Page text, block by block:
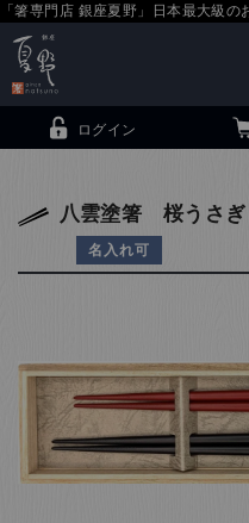
「箸専門店 銀座夏野」日本最大級の
箸（贈答用・自宅用）
銀座夏野・箸長について
こども和食器 小夏について
ご利用ガイド
ログイン
八雲塗箸 桜うさぎ
名入れ可